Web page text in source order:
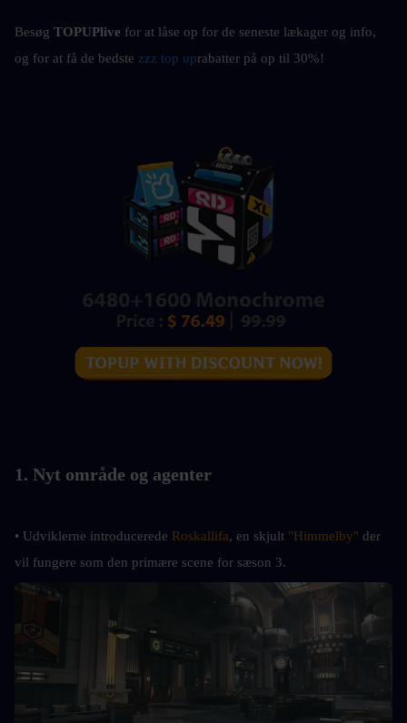
Besøg TOPUPlive for at låse op for de seneste lækager og info,
og for at få de bedste zzz top uprabatter på op til 30%!
1. Nyt område og agenter
• Udviklerne introducerede Roskallifa, en skjult "Himmelby" der
vil fungere som den primære scene for sæson 3.